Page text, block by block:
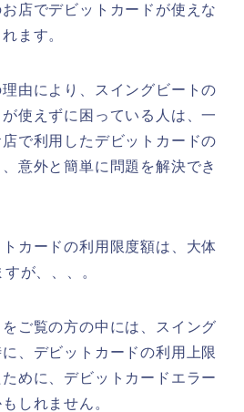
店でデビットカードが使えな
ます。
由により、スイングビートの
使えずに困っている人は、一
で利用したデビットカードの
意外と簡単に問題を解決でき
カードの利用限度額は、大体
が、、、。
ご覧の方の中には、スイング
、デビットカードの利用上限
めに、デビットカードエラー
しれません。